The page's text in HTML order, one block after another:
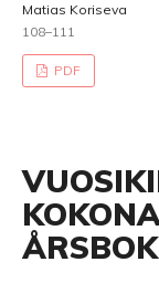
Matias Koriseva
108–111
PDF